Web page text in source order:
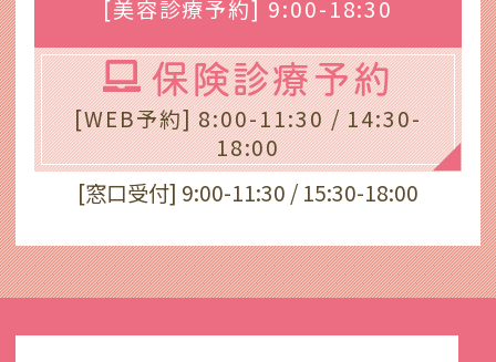
[美容診療予約] 9:00-18:30
保険診療予約
[WEB予約] 8:00-11:30 / 14:30-
18:00
[窓口受付] 9:00-11:30 / 15:30-18:00